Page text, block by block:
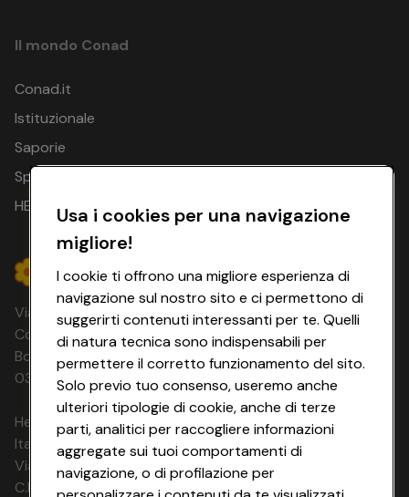
Il mondo Conad
Conad.it
Istituzionale
Saporie
Spesa Online
HEYCONAD
Via Michelino, 59 | 40127 BOLOGNA
Codice Fiscale e Registro Imprese di
Bologna 00865960157 PARTITA IVA
03320960374 CONAD SOC. COOP.
HeyConad Viaggi è un servizio gestito da
Italia Travel Marketing S.r.l.
Via Chiesolina 8 | 37066 Sommacampagna (VR)
C.F. e P.IVA: 03816060234
Usa i cookies per una navigazione
migliore!
I cookie ti offrono una migliore esperienza di
navigazione sul nostro sito e ci permettono di
suggerirti contenuti interessanti per te. Quelli
di natura tecnica sono indispensabili per
permettere il corretto funzionamento del sito.
Solo previo tuo consenso, useremo anche
ulteriori tipologie di cookie, anche di terze
parti, analitici per raccogliere informazioni
aggregate sui tuoi comportamenti di
navigazione, o di profilazione per